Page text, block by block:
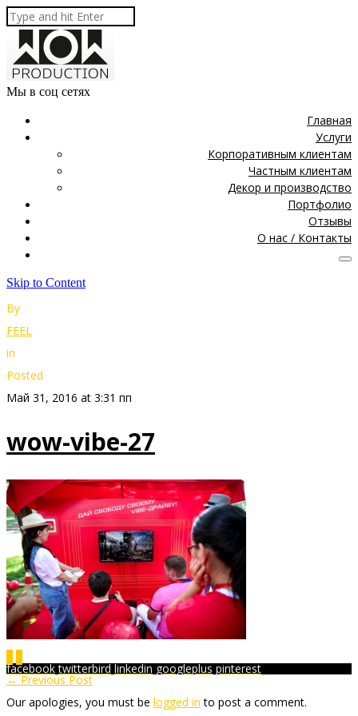
Мы в соц сетях
Главная
Услуги
Корпоративным клиентам
Частным клиентам
Декор и производство
Портфолио
Отзывы
О нас / Контакты
Skip to Content
By
FEEL
in
Posted
Май 31, 2016 at 3:31 пп
wow-vibe-27
facebook twitterbird linkedin googleplus pinterest
← Previous Post
Our apologies, you must be logged in to post a comment.